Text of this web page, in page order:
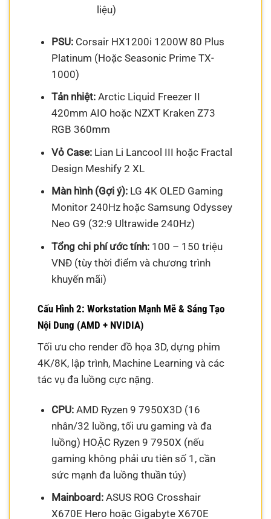
liệu)
PSU:Corsair HX1200i 1200W 80 Plus
Platinum (Hoặc Seasonic Prime TX-
1000)
Tản nhiệt:Arctic Liquid Freezer II
420mm AIO hoặc NZXT Kraken Z73
RGB 360mm
Vỏ Case:Lian Li Lancool III hoặc Fractal
Design Meshify 2 XL
Màn hình (Gợi ý):LG 4K OLED Gaming
Monitor 240Hz hoặc Samsung Odyssey
Neo G9 (32:9 Ultrawide 240Hz)
Tổng chi phí ước tính:100 – 150 triệu
VNĐ (tùy thời điểm và chương trình
khuyến mãi)
Cấu Hình 2: Workstation Mạnh Mẽ & Sáng Tạo
Nội Dung (AMD + NVIDIA)
Tối ưu cho render đồ họa 3D, dựng phim
4K/8K, lập trình, Machine Learning và các
tác vụ đa luồng cực nặng.
CPU:AMD Ryzen 9 7950X3D (16
nhân/32 luồng, tối ưu gaming và đa
luồng) HOẶC Ryzen 9 7950X (nếu
gaming không phải ưu tiên số 1, cần
sức mạnh đa luồng thuần túy)
Mainboard:ASUS ROG Crosshair
X670E Hero hoặc Gigabyte X670E